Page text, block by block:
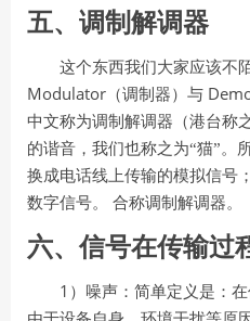
五、调制解调器
这个东西我们大家应该不
Modulator （调制器）与
中文称为调制解调器（港台称
的谐音，我们也称之为“猫”。
换成电话线上传输的模拟信号
数字信号。
合称调制解调器。
六、信号在传输过
1 ）噪声：简单定义是：